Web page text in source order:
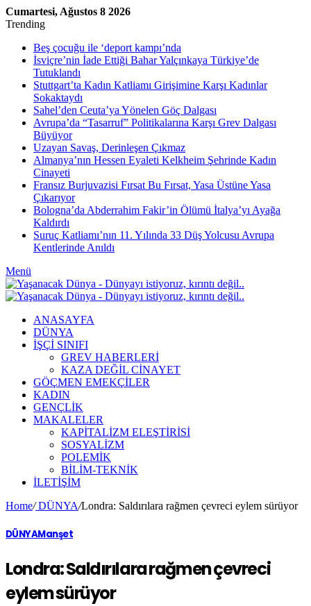
Cumartesi, Ağustos 8 2026
Trending
Beş çocuğu ile ‘deport kampı’nda
İsviçre’nin İade Ettiği Bahar Yalçınkaya Türkiye’de
Tutuklandı
Stuttgart’ta Kadın Katliamı Girişimine Karşı Kadınlar
Sokaktaydı
Sahel’den Ceuta’ya Yönelen Göç Dalgası
Avrupa’da “Tasarruf” Politikalarına Karşı Grev Dalgası
Büyüyor
Uzayan Savaş, Derinleşen Çıkmaz
Almanya’nın Hessen Eyaleti Kelkheim Şehrinde Kadın
Cinayeti
Fransız Burjuvazisi Fırsat Bu Fırsat, Yasa Üstüne Yasa
Çıkarıyor
Bologna’da Abderrahim Fakir’in Ölümü İtalya’yı Ayağa
Kaldırdı
Suruç Katliamı’nın 11. Yılında 33 Düş Yolcusu Avrupa
Kentlerinde Anıldı
Menü
ANASAYFA
DÜNYA
İŞÇİ SINIFI
GREV HABERLERİ
KAZA DEĞİL CİNAYET
GÖÇMEN EMEKÇİLER
KADIN
GENÇLİK
MAKALELER
KAPİTALİZM ELEŞTİRİSİ
SOSYALİZM
POLEMİK
BİLİM-TEKNİK
ILETIŞIM
Home/DÜNYA/Londra: Saldırılara rağmen çevreci eylem sürüyor
DÜNYAManşet
Londra: Saldırılara rağmen çevreci
eylem sürüyor